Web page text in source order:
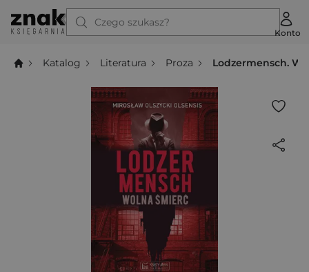
Czego szukasz?
Konto
Katalog Literatura Proza Lodzermensch.